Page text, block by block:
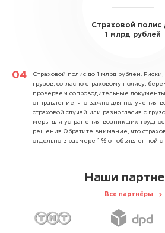
Страховой полис
1 млрд рублей
Страховой полис до 1 млрд рублей.
грузов, согласно страховому полису,
проверяем сопроводительные
отправление, что важно для получения
страховой случай или разногласия с
меры для устранения возникших
решения.Обратите внимание, что
отдельно в размере 1 % от объявленной
Наши
Все партнёры